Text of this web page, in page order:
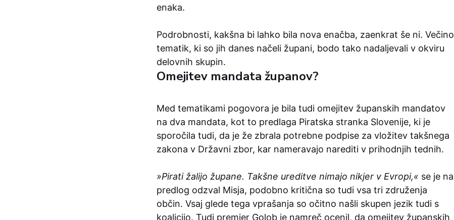
enaka.
Podrobnosti, kakšna bi lahko bila nova enačba, zaenkrat še ni. Večino
tematik, ki so jih danes načeli župani, bodo tako nadaljevali v okviru
delovnih skupin.
Omejitev mandata županov?
Med tematikami pogovora je bila tudi omejitev županskih mandatov
na dva mandata, kot to predlaga Piratska stranka Slovenije, ki je
sporočila tudi, da je že zbrala potrebne podpise za vložitev takšnega
zakona v Državni zbor, kar nameravajo narediti v prihodnjih tednih.
»Pirati žalijo župane. Takšne ureditve nimajo nikjer v Evropi,« se je na
predlog odzval Misja, podobno kritična so tudi vsa tri združenja
občin. Vsaj glede tega vprašanja so očitno našli skupen jezik tudi s
koalicijo. Tudi premier Golob je namreč ocenil, da omejitev županskih